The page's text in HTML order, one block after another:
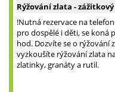
Rýžování zlata -
!Nutná rezervace na
pro dospělé i děti, se koná
hod. Dozvíte se o rýžování
vyzkoušíte rýžování zlata
zlatinky, granáty a rutil.